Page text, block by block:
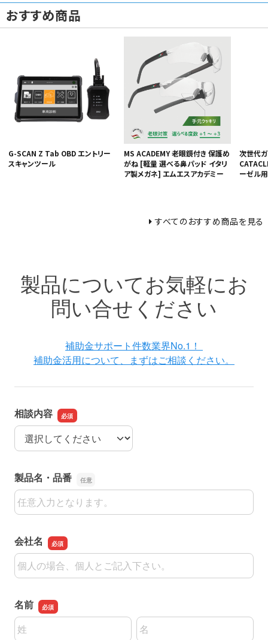
おすすめ商品
G-SCAN Z Tab OBD エントリー
スキャンツール
MS ACADEMY 老眼鏡付き 保護め
がね [軽量 選べる鼻パッド イタリ
ア製メガネ] エムエスアカデミー
次世代
ーゼル用
すべてのおすすめ商品を見る